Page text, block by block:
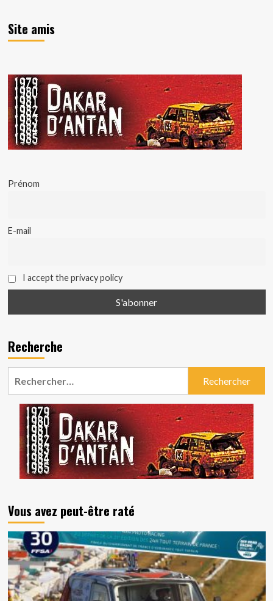
Site amis
Prénom
E-mail
I accept the privacy policy
Recherche
Vous avez peut-être raté